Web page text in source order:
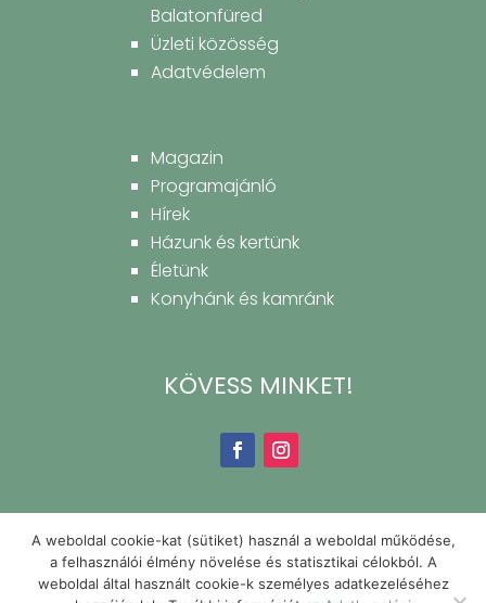
Balatonfüred
Üzleti közösség
Adatvédelem
Magazin
Programajánló
Hírek
Házunk és kertünk
Életünk
Konyhánk és kamránk
KÖVESS MINKET!
A weboldal cookie-kat (sütiket) használ a weboldal működése,
a felhasználói élmény növelése és statisztikai célokból. A
weboldal által használt cookie-k személyes adatkezeléséhez